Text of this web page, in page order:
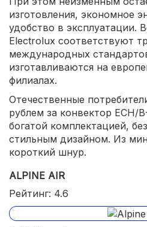
изготовления, экономное
удобство в эксплуатации.
Electrolux соответствуют
международных
изготавливаются на
филиалах.
Отечественные
рублем за конвектор ECH/
богатой комплектацией,
стильным дизайном. Из
короткий шнур.
ALPINE AIR
Рейтинг: 4.6